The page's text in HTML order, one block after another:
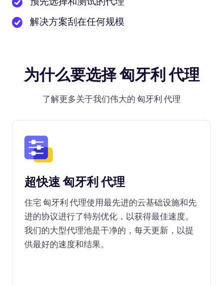
解决方案刮在任何规模
为什么要选择 匈牙利 代理
了解更多关于我们伟大的 匈牙利 代理
超快速 匈牙利 代理
住宅 匈牙利 代理使用最先进的云基础设施和先
进的协议进行了特别优化，以获得最佳速度。
我们的大型代理池是干净的，每天更新，以提
供最好的速度和结果。